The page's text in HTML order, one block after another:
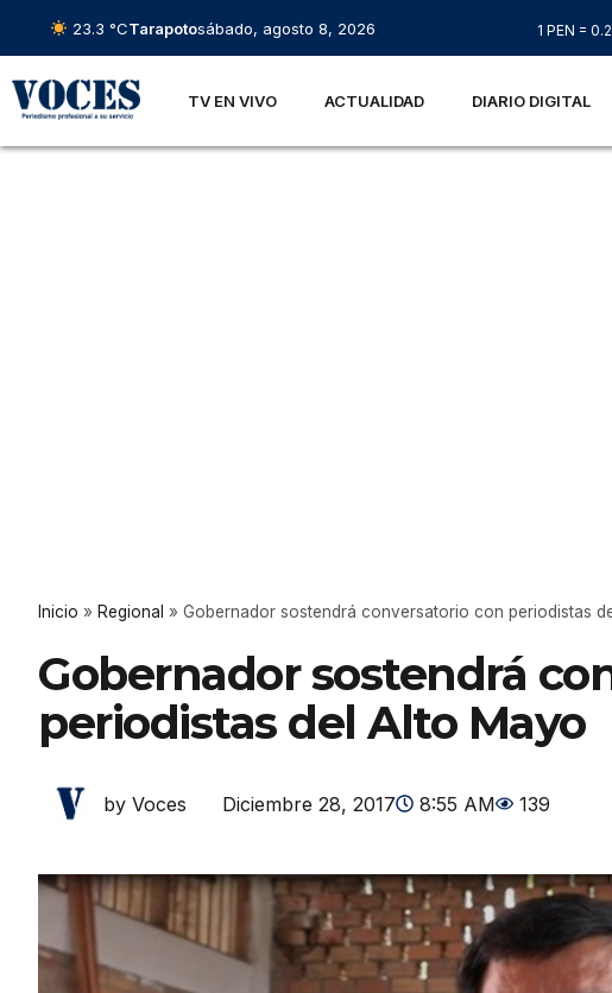
23.3 °CTarapotosábado, agosto 8, 2026 1 PEN =
TV EN VIVO ACTUALIDAD DIARIO DIGITAL
Inicio » Regional » Gobernador sostendrá conversatorio con periodistas
Gobernador sostendrá
periodistas del Alto Mayo
by Voces Diciembre 28, 2017 8:55 AM 139